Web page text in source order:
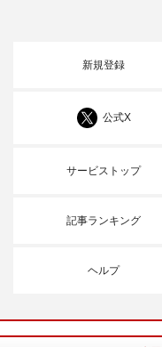
新規登録
公式X
サービストップ
記事ランキング
ヘルプ